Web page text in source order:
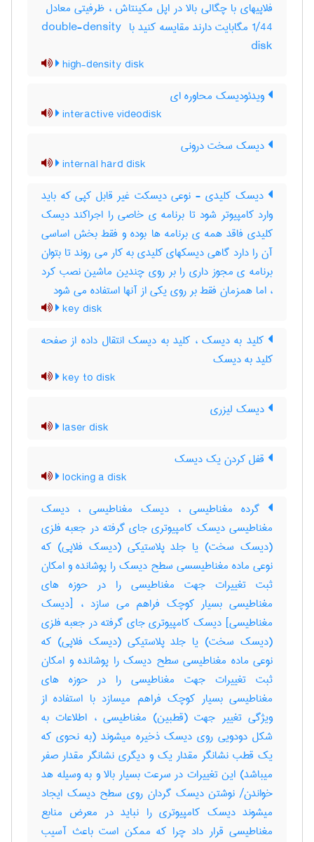
1/44 مگابایت دارند مقایسه کنید با ‎double-density ‎
disk
high-density disk
ویدئودیسک محاوره ای
interactive videodisk
دیسک سخت درونی
internal hard disk
دیسک کلیدی - نوعی دیسکت غیر قابل کپی که باید
وارد کامپیوتر شود تا برنامه ی خاصی را اجراکند دیسک
کلیدی فاقد همه ی برنامه ها بوده و فقط بخش اساسی
آن را دارد گاهی دیسکهای کلیدی به کار می روند تا بتوان
برنامه ی مجوز داری را بر روی چندین ماشین نصب کرد
، اما همزمان فقط بر روی یکی از آنها استفاده می شود
key disk
کلید به دیسک ، کلید به دیسک انتقال داده از صفحه
کلید به دیسک
key to disk
دیسک لیزری
laser disk
قفل کردن یک دیسک
locking a disk
گرده مغناطیسی ، دیسک مغناطیسی ، دیسک
مغناطیسی دیسک کامپیوتری جای گرفته در جعبه فلزی
(دیسک سخت) یا جلد پلاستیکی (دیسک فلاپی) که
نوعی ماده مغناطیسسی سطح دیسک را پوشانده و امکان
ثبت تغییرات جهت مغناطیسی را در حوزه های
مغناطیسی بسیار کوچک فراهم می سازد ، [دیسک
مغناطیسی] دیسک کامپیوتری جای گرفته در جعبه فلزی
(دیسک سخت) یا جلد پلاستیکی (دیسک فلاپی) که
نوعی ماده مغناطیسی سطح دیسک را پوشانده و امکان
ثبت تغییرات جهت مغناطیسی را در حوزه های
مغناطیسی بسیار کوچک فراهم میسازد با استفاده از
ویژگی تغییر جهت (قطبین) مغناطیسی ، اطلاعات به
شکل دودویی روی دیسک ذخیره میشوند (به نحوی که
یک قطب نشانگر مقدار یک و دیگری نشانگر مقدار صفر
میباشد) این تغییرات در سرعت بسیار بالا و به وسیله هد
خواندن‎/ نوشتن دیسک گردان روی سطح دیسک ایجاد
میشوند دیسک کامپیوتری را نباید در معرض منابع
مغناطیسی قرار داد چرا که ممکن است باعث آسیب